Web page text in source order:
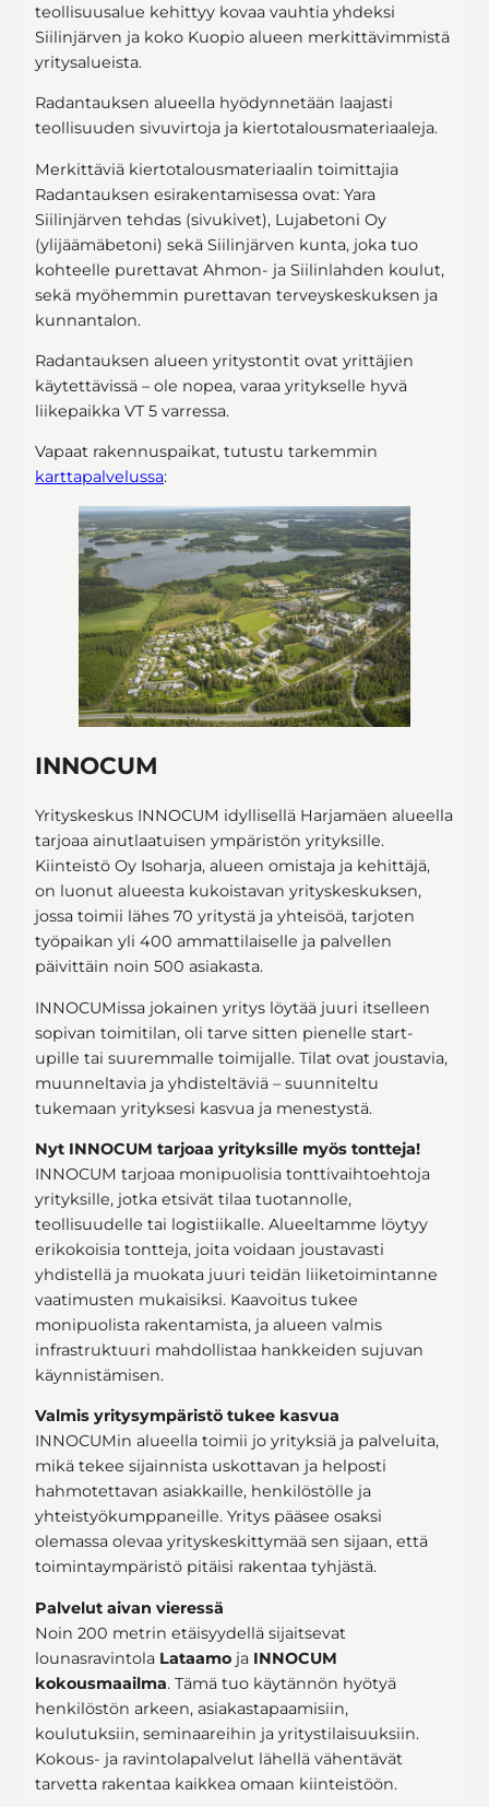
teollisuusalue kehittyy kovaa vauhtia yhdeksi
Siilinjärven ja koko Kuopio alueen merkittävimmistä
yritysalueista.
Radantauksen alueella hyödynnetään laajasti
teollisuuden sivuvirtoja ja kiertotalousmateriaaleja.
Merkittäviä kiertotalousmateriaalin toimittajia
Radantauksen esirakentamisessa ovat: Yara
Siilinjärven tehdas (sivukivet), Lujabetoni Oy
(ylijäämäbetoni) sekä Siilinjärven kunta, joka tuo
kohteelle purettavat Ahmon- ja Siilinlahden koulut,
sekä myöhemmin purettavan terveyskeskuksen ja
kunnantalon.
Radantauksen alueen yritystontit ovat yrittäjien
käytettävissä – ole nopea, varaa yritykselle hyvä
liikepaikka VT 5 varressa.
Vapaat rakennuspaikat, tutustu tarkemmin
karttapalvelussa:
INNOCUM
Yrityskeskus INNOCUM idyllisellä Harjamäen alueella
tarjoaa ainutlaatuisen ympäristön yrityksille.
Kiinteistö Oy Isoharja, alueen omistaja ja kehittäjä,
on luonut alueesta kukoistavan yrityskeskuksen,
jossa toimii lähes 70 yritystä ja yhteisöä, tarjoten
työpaikan yli 400 ammattilaiselle ja palvellen
päivittäin noin 500 asiakasta.
INNOCUMissa jokainen yritys löytää juuri itselleen
sopivan toimitilan, oli tarve sitten pienelle start-
upille tai suuremmalle toimijalle. Tilat ovat joustavia,
muunneltavia ja yhdisteltäviä – suunniteltu
tukemaan yrityksesi kasvua ja menestystä.
Nyt INNOCUM tarjoaa yrityksille myös tontteja!
INNOCUM tarjoaa monipuolisia tonttivaihtoehtoja
yrityksille, jotka etsivät tilaa tuotannolle,
teollisuudelle tai logistiikalle. Alueeltamme löytyy
erikokoisia tontteja, joita voidaan joustavasti
yhdistellä ja muokata juuri teidän liiketoimintanne
vaatimusten mukaisiksi. Kaavoitus tukee
monipuolista rakentamista, ja alueen valmis
infrastruktuuri mahdollistaa hankkeiden sujuvan
käynnistämisen.
Valmis yritysympäristö tukee kasvua
INNOCUMin alueella toimii jo yrityksiä ja palveluita,
mikä tekee sijainnista uskottavan ja helposti
hahmotettavan asiakkaille, henkilöstölle ja
yhteistyökumppaneille. Yritys pääsee osaksi
olemassa olevaa yrityskeskittymää sen sijaan, että
toimintaympäristö pitäisi rakentaa tyhjästä.
Palvelut aivan vieressä
Noin 200 metrin etäisyydellä sijaitsevat
lounasravintola Lataamo ja INNOCUM
kokousmaailma. Tämä tuo käytännön hyötyä
henkilöstön arkeen, asiakastapaamisiin,
koulutuksiin, seminaareihin ja yritystilaisuuksiin.
Kokous- ja ravintolapalvelut lähellä vähentävät
tarvetta rakentaa kaikkea omaan kiinteistöön.